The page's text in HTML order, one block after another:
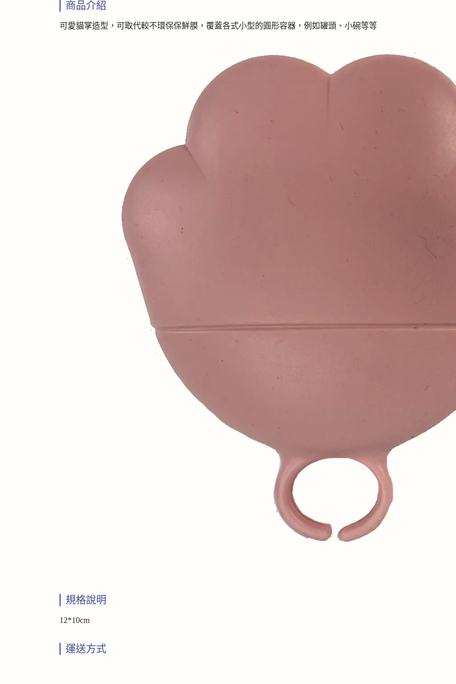
商品介紹
可愛貓掌造型，可取代較不環保保鮮膜，覆蓋各式小型的圓形容器，例如罐頭、小碗等等
規格說明
12*10cm
運送方式